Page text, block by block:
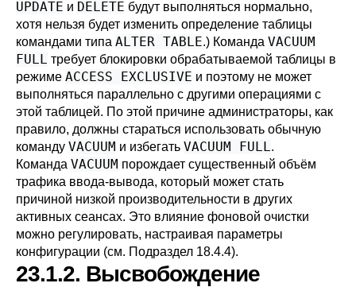
UPDATE и DELETE будут выполняться нормально,
хотя нельзя будет изменить определение таблицы
командами типа ALTER TABLE.) Команда VACUUM
FULL требует блокировки обрабатываемой таблицы в
режиме ACCESS EXCLUSIVE и поэтому не может
выполняться параллельно с другими операциями с
этой таблицей. По этой причине администраторы, как
правило, должны стараться использовать обычную
команду VACUUM и избегать VACUUM FULL.
Команда VACUUM порождает существенный объём
трафика ввода-вывода, который может стать
причиной низкой производительности в других
активных сеансах. Это влияние фоновой очистки
можно регулировать, настраивая параметры
конфигурации (см. Подраздел 18.4.4).
23.1.2. Высвобождение